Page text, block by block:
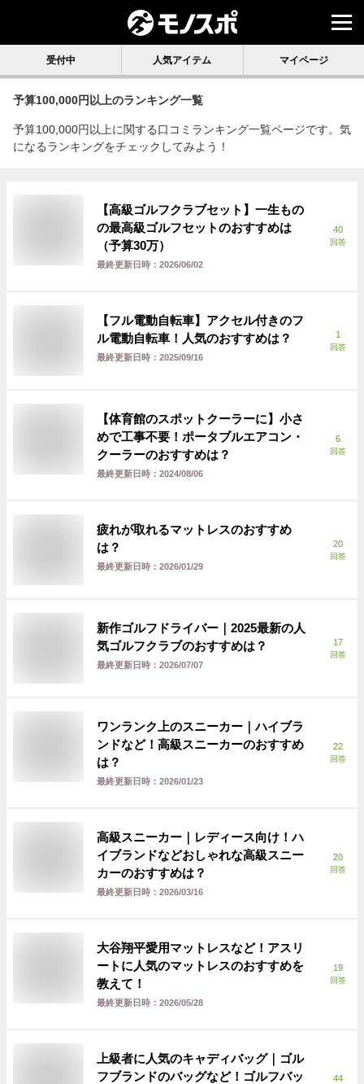
受付中 人気アイテム マイページ
予算100,000円以上のランキング一覧
予算100,000円以上に関する口コミランキング一覧ページです。気
になるランキングをチェックしてみよう！
【高級ゴルフクラブセット】一生もの
の最高級ゴルフセットのおすすめは
（予算30万）
最終更新日時： 2026/06/02
40
回答
【フル電動自転車】アクセル付きのフ
ル電動自転車！人気のおすすめは？
最終更新日時： 2025/09/16
1
回答
【体育館のスポットクーラーに】小さ
めで工事不要！ポータブルエアコン・
クーラーのおすすめは？
最終更新日時： 2024/08/06
6
回答
疲れが取れるマットレスのおすすめ
は？
最終更新日時： 2026/01/29
20
回答
新作ゴルフドライバー｜2025最新の人
気ゴルフクラブのおすすめは？
最終更新日時： 2026/07/07
17
回答
ワンランク上のスニーカー｜ハイブラ
ンドなど！高級スニーカーのおすすめ
は？
最終更新日時： 2026/01/23
22
回答
高級スニーカー｜レディース向け！ハ
イブランドなどおしゃれな高級スニー
カーのおすすめは？
最終更新日時： 2026/03/16
20
回答
大谷翔平愛用マットレスなど！アスリ
ートに人気のマットレスのおすすめを
教えて！
最終更新日時： 2026/05/28
19
回答
上級者に人気のキャディバッグ｜ゴル
フブランドのバッグなど！ゴルフバッ
44